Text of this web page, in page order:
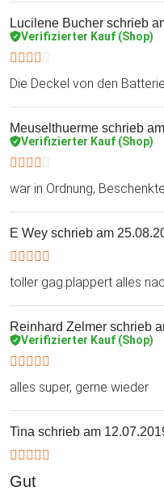
Lucilene Bucher schrieb
Verifizierter Kauf (Shop)
Die Deckel von den
Meuselthuerme schrieb
Verifizierter Kauf (Shop)
war in Ordnung,
E Wey schrieb am
toller gag.plappert alles
Reinhard Zelmer schrieb
Verifizierter Kauf (Shop)
alles super, gerne wieder
Tina schrieb am
Gut